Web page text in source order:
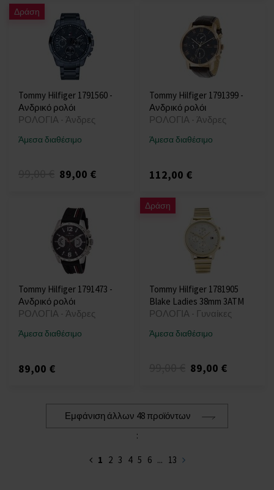
Δράση
Tommy Hilfiger 1791560 -
Ανδρικό ρολόι
ΡΟΛΟΓΙΑ - Άνδρες
Άμεσα διαθέσιμο
89,00 €
Tommy Hilfiger 1791399 -
Ανδρικό ρολόι
ΡΟΛΟΓΙΑ - Άνδρες
Άμεσα διαθέσιμο
112,00 €
Tommy Hilfiger 1791473 -
Ανδρικό ρολόι
ΡΟΛΟΓΙΑ - Άνδρες
Άμεσα διαθέσιμο
89,00 €
Δράση
Tommy Hilfiger 1781905
Blake Ladies 38mm 3ATM
ΡΟΛΟΓΙΑ - Γυναίκες
Άμεσα διαθέσιμο
89,00 €
Εμφάνιση άλλων 48 προϊόντων
:
1 2 3 4 5 6 ... 13